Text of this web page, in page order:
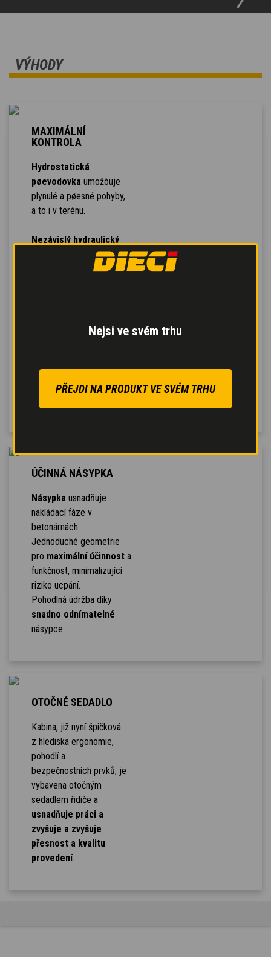
Nejsi ve svém trhu
PŘEJDI NA PRODUKT VE SVÉM TRHU
VÝHODY
MAXIMÁLNÍ
KONTROLA
Hydrostatická
pøevodovkaumožòuje
plynulé a pøesné pohyby,
a to i v terénu.
Nezávislý hydraulický
pro otáèení bubnu
zajiš uje maximální
øízený pojezd a
bezpeèné a ovladatelné
brzdìní s menší silou na
ÚČINNÁ NÁSYPKA
Násypkausnadňuje
nakládací fáze v
betonárnách.
Jednoduché geometrie
pro maximální účinnosta
funkčnost, minimalizující
riziko ucpání.
Pohodlná údržba díky
snadno odnímatelné
násypce.
OTOČNÉ SEDADLO
Kabina, již nyní špičková
z hlediska ergonomie,
pohodlí a
bezpečnostních prvků, je
vybavena otočným
sedadlem řidiče a
usnadňuje práci a
zvyšuje a zvyšuje
přesnost a kvalitu
provedení.